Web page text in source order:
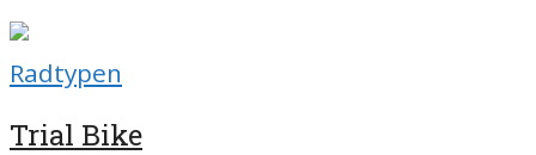
Radtypen
Trial Bike